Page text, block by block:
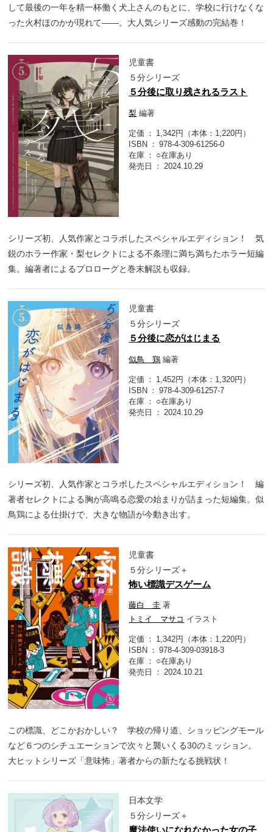
して最後の一年を精一杯働く犬上さんのもとに、学校に行けなくな
った火村ほのかが現れて――。大人気シリーズ感動の完結巻！
児童書
５分シリーズ
５分後に取り残されるラスト
梨 編著
定価
1,342円（本体：1,220円）
ISBN
978-4-309-61256-0
在庫
○在庫あり
発売日
2024.10.29
シリーズ初、人気作家とコラボしたスペシャルエディション！ 気
鋭のホラー作家・梨セレクトによる不条理に満ち満ちたホラー短編
集。編著者によるプロローグと巻末解説も収録。
児童書
５分シリーズ
５分後に恋がはじまる
似鳥 鶏 編著
定価
1,452円（本体：1,320円）
ISBN
978-4-309-61257-7
在庫
○在庫あり
発売日
2024.10.29
シリーズ初、人気作家とコラボしたスペシャルエディション！ 編
著者セレクトによる胸が高鳴る恋愛の始まりが詰まった短編集。似
鳥鶏による仕掛けで、大きな物語が今動き出す。
児童書
５分シリーズ＋
怖い標識デスゲーム
藤白 圭 著
トミイ マサコ イラスト
定価
1,342円（本体：1,220円）
ISBN
978-4-309-03918-3
在庫
○在庫あり
発売日
2024.10.21
この標識、どこかおかしい？ 学校の帰り道、ショッピングモール
など６つのシチュエーションで次々と襲いくる30のミッション。
大ヒットシリーズ「意味怖」著者からの新たなる挑戦状！
日本文学
５分シリーズ＋